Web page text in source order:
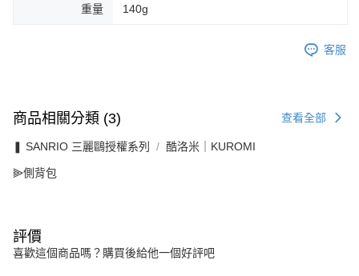
重量 140g
客服
商品相關分類 (3) 查看全部
❚ SANRIO 三麗鷗授權系列 酷洛米｜KUROMI
⫸側背包
評價
喜歡這個商品嗎？購買後給他一個好評吧